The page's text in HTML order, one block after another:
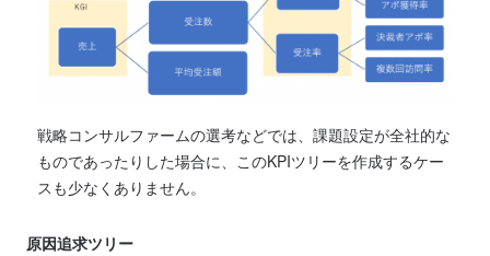
戦略コンサルファームの選考などでは、課題設定が全社的な
ものであったりした場合に、このKPIツリーを作成するケー
スも少なくありません。
原因追求ツリー